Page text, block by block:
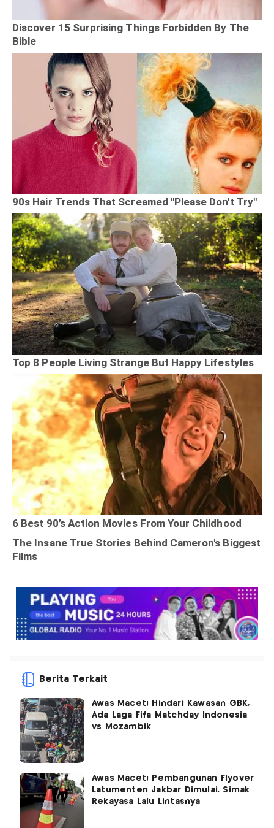
Berita Terkait
Awas Macet! Hindari Kawasan GBK,
Ada Laga Fifa Matchday Indonesia
vs Mozambik
Awas Macet! Pembangunan Flyover
Latumenten Jakbar Dimulai, Simak
Rekayasa Lalu Lintasnya